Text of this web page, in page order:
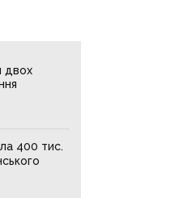
двох
400 тис.